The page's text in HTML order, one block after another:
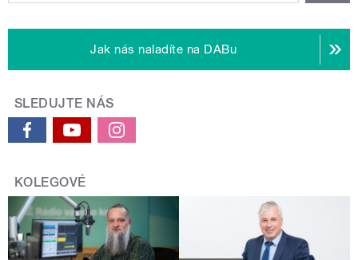
Jak nás naladíte na DABu
SLEDUJTE NÁS
KOLEGOVÉ